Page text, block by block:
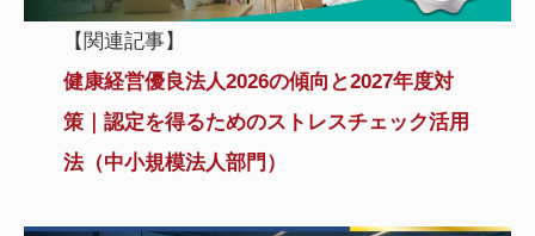
【関連記事】
健康経営優良法人2026の傾向と2027年度対
策｜認定を得るためのストレスチェック活用
法（中小規模法人部門）